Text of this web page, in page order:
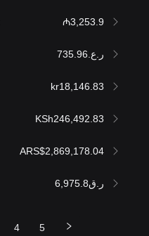
₼3,253.9
ر.ع.735.96
kr18,146.83
KSh246,492.83
ARS$2,869,178.04
ر.ق6,975.8
4 5